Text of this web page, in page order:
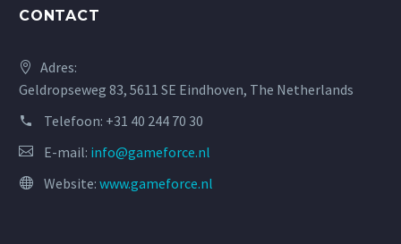
CONTACT
Adres:
Geldropseweg 83, 5611 SE Eindhoven, The Netherlands
Telefoon: +31 40 244 70 30
E-mail: info@gameforce.nl
Website: www.gameforce.nl